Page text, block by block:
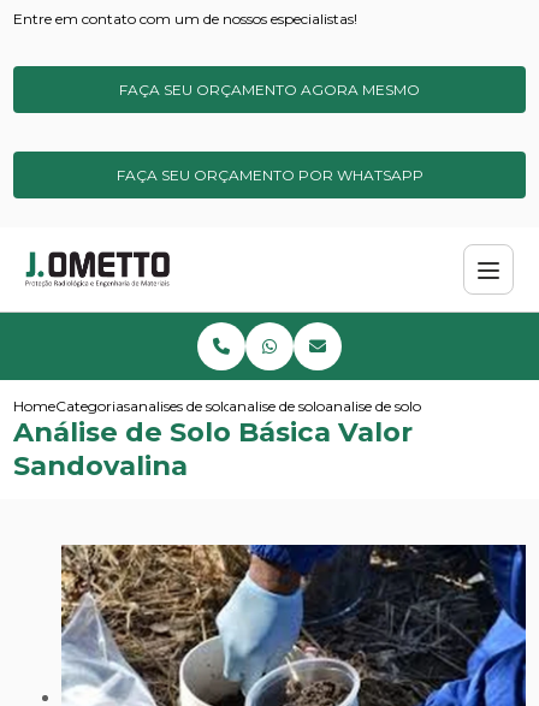
Entre em contato com um de nossos especialistas!
FAÇA SEU ORÇAMENTO AGORA MESMO
FAÇA SEU ORÇAMENTO POR WHATSAPP
HomeCategoriasanalises de solos e sedimentos
analise de soloanalise de solo basica valor
Análise de Solo Básica Valor
Sandovalina